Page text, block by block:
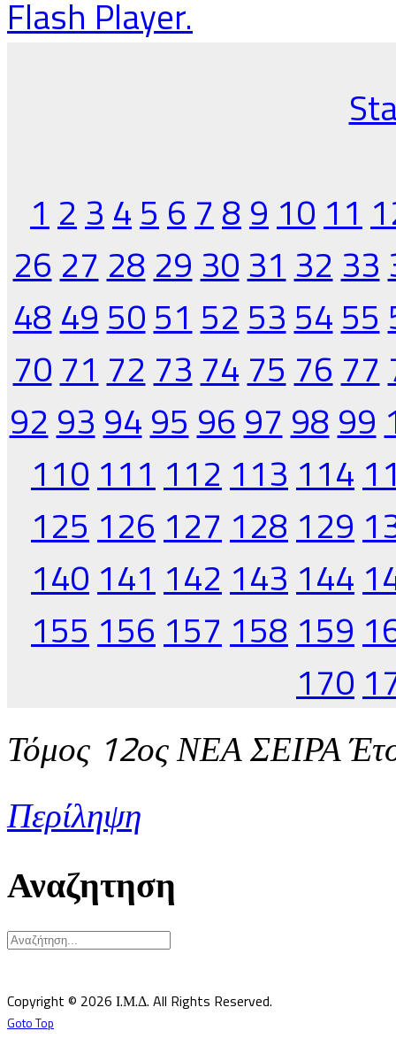
Flash Player.
1 2 3 4 5 6 7 8 9 10 11
26 27 28 29 30 31 32 33
48 49 50 51 52 53 54 55
70 71 72 73 74 75 76 77
92 93 94 95 96 97 98 99
110 111 112 113 114
125 126 127 128 129
140 141 142 143 144
155 156 157 158 159
170
Τόμος 12ος ΝΕΑ ΣΕΙΡΑ
Περίληψη
Αναζητηση
Copyright © 2026 Ι.Μ.Δ. All Rights Reserved.
Goto Top